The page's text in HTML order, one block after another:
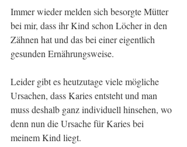
Immer wieder melden sich besorgte Mütter
bei mir, dass ihr Kind schon Löcher in den
Zähnen hat und das bei einer eigentlich
gesunden Ernährungsweise.
Leider gibt es heutzutage viele mögliche
Ursachen, dass Karies entsteht und man
muss deshalb ganz individuell hinsehen, wo
denn nun die Ursache für Karies bei
meinem Kind liegt.